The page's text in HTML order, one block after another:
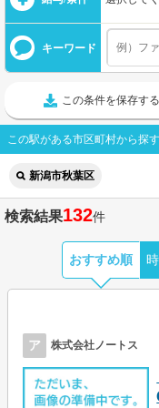
キーワード
この条件を保存する
この駅がある市区町村から探す
新潟市秋葉区
検索結果132件
おすすめ順
ア 株式会社ノートス